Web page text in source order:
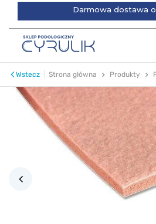
Darmowa dostawa
Wstecz Strona główna Produkty